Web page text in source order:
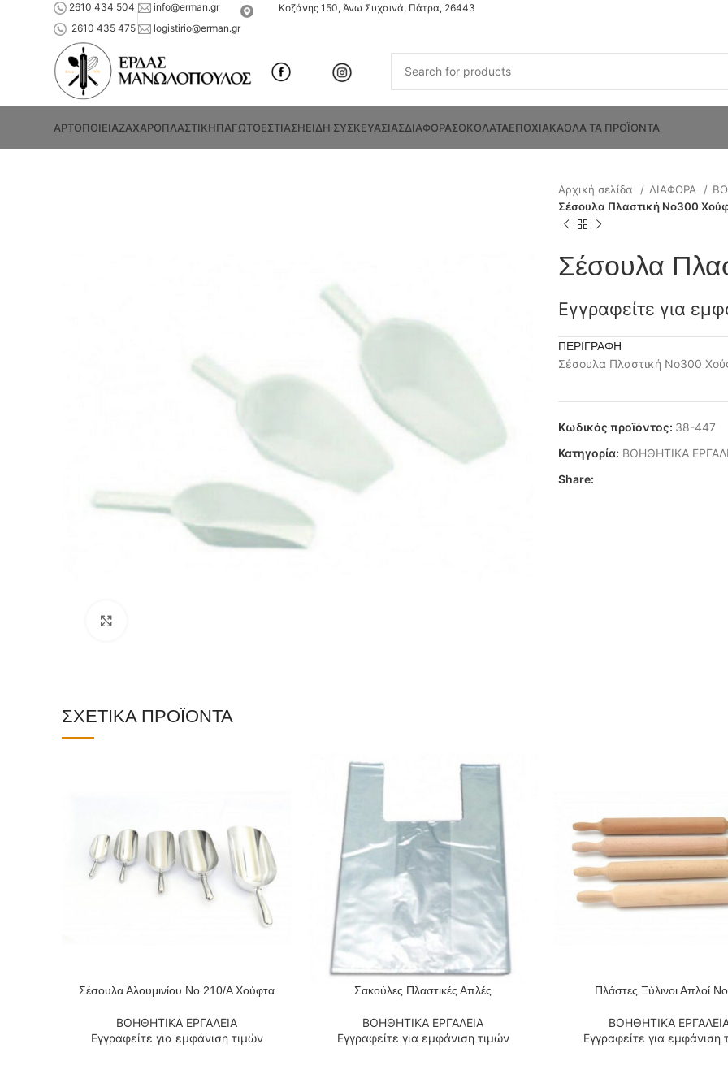
2610 434 504
2610 435 475
info@erman.gr
logistirio@erman.gr
Κοζάνης 150, Άνω Συχαινά, Πάτρα, 26443
ΑΡΤΟΠΟΙΕΙΑΖΑΧΑΡΟΠΛΑΣΤΙΚΗΠΑΓΩΤΟΕΣΤΙΑΣΗΕΙΔΗ ΣΥΣΚΕΥΑΣΙΑΣΔΙΑΦΟΡΑΣΟΚΟΛΑΤΑΕΠΟΧΙΑΚΑΟΛΑ ΤΑ ΠΡΟΪΟΝΤΑ
Αρχική σελίδα ΔΙΑΦΟΡΑ
Σέσουλα Πλαστική Νο300
Σέσουλα
Εγγραφείτε για
ΠΕΡΙΓΡΑΦΉ
Σέσουλα Πλαστική Νο300
Κωδικός προϊόντος: 38-447
Κατηγορία: ΒΟΗΘΗΤΙΚΑ
Share:
ΣΧΕΤΙΚΆ ΠΡΟΪΌΝΤΑ
ΔΙΑΒΆΣΤΕ ΠΕΡΙΣΣΌΤΕΡΑ
Σέσουλα Αλουμινίου No 210/A Χούφτα
ΒΟΗΘΗΤΙΚΑ ΕΡΓΑΛΕΙΑ
Εγγραφείτε για εμφάνιση τιμών
ΔΙΑΒΆΣΤΕ ΠΕΡΙΣΣΌΤΕΡΑ
Σακούλες Πλαστικές Απλές
ΒΟΗΘΗΤΙΚΑ ΕΡΓΑΛΕΙΑ
Εγγραφείτε για εμφάνιση τιμών
ΔΙΑΒΆΣΤΕ ΠΕΡΙΣΣΌΤΕΡΑ
Πλάστες Ξύλινοι Απλοί
ΒΟΗΘΗΤΙΚΑ
Εγγραφείτε για εμφάνιση